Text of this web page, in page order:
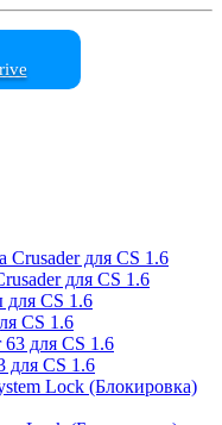
для CS 1.6
CS 1.6
для CS 1.6